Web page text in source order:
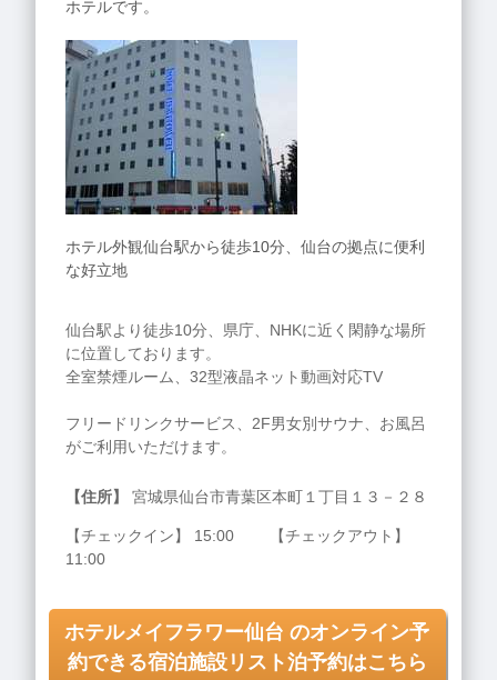
ホテルです。
ホテル外観仙台駅から徒歩10分、仙台の拠点に便利
な好立地
仙台駅より徒歩10分、県庁、NHKに近く閑静な場所
に位置しております。
全室禁煙ルーム、32型液晶ネット動画対応TV
フリードリンクサービス、2F男女別サウナ、お風呂
がご利用いただけます。
【住所】 宮城県仙台市青葉区本町１丁目１３－２８
【チェックイン】 15:00 【チェックアウト】
11:00
ホテルメイフラワー仙台 のオンライン予
約できる宿泊施設リスト泊予約はこちら